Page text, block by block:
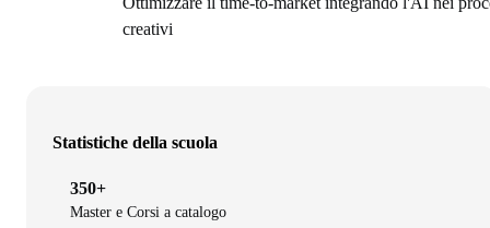
creativi
Statistiche della scuola
350+
Master e Corsi a catalogo